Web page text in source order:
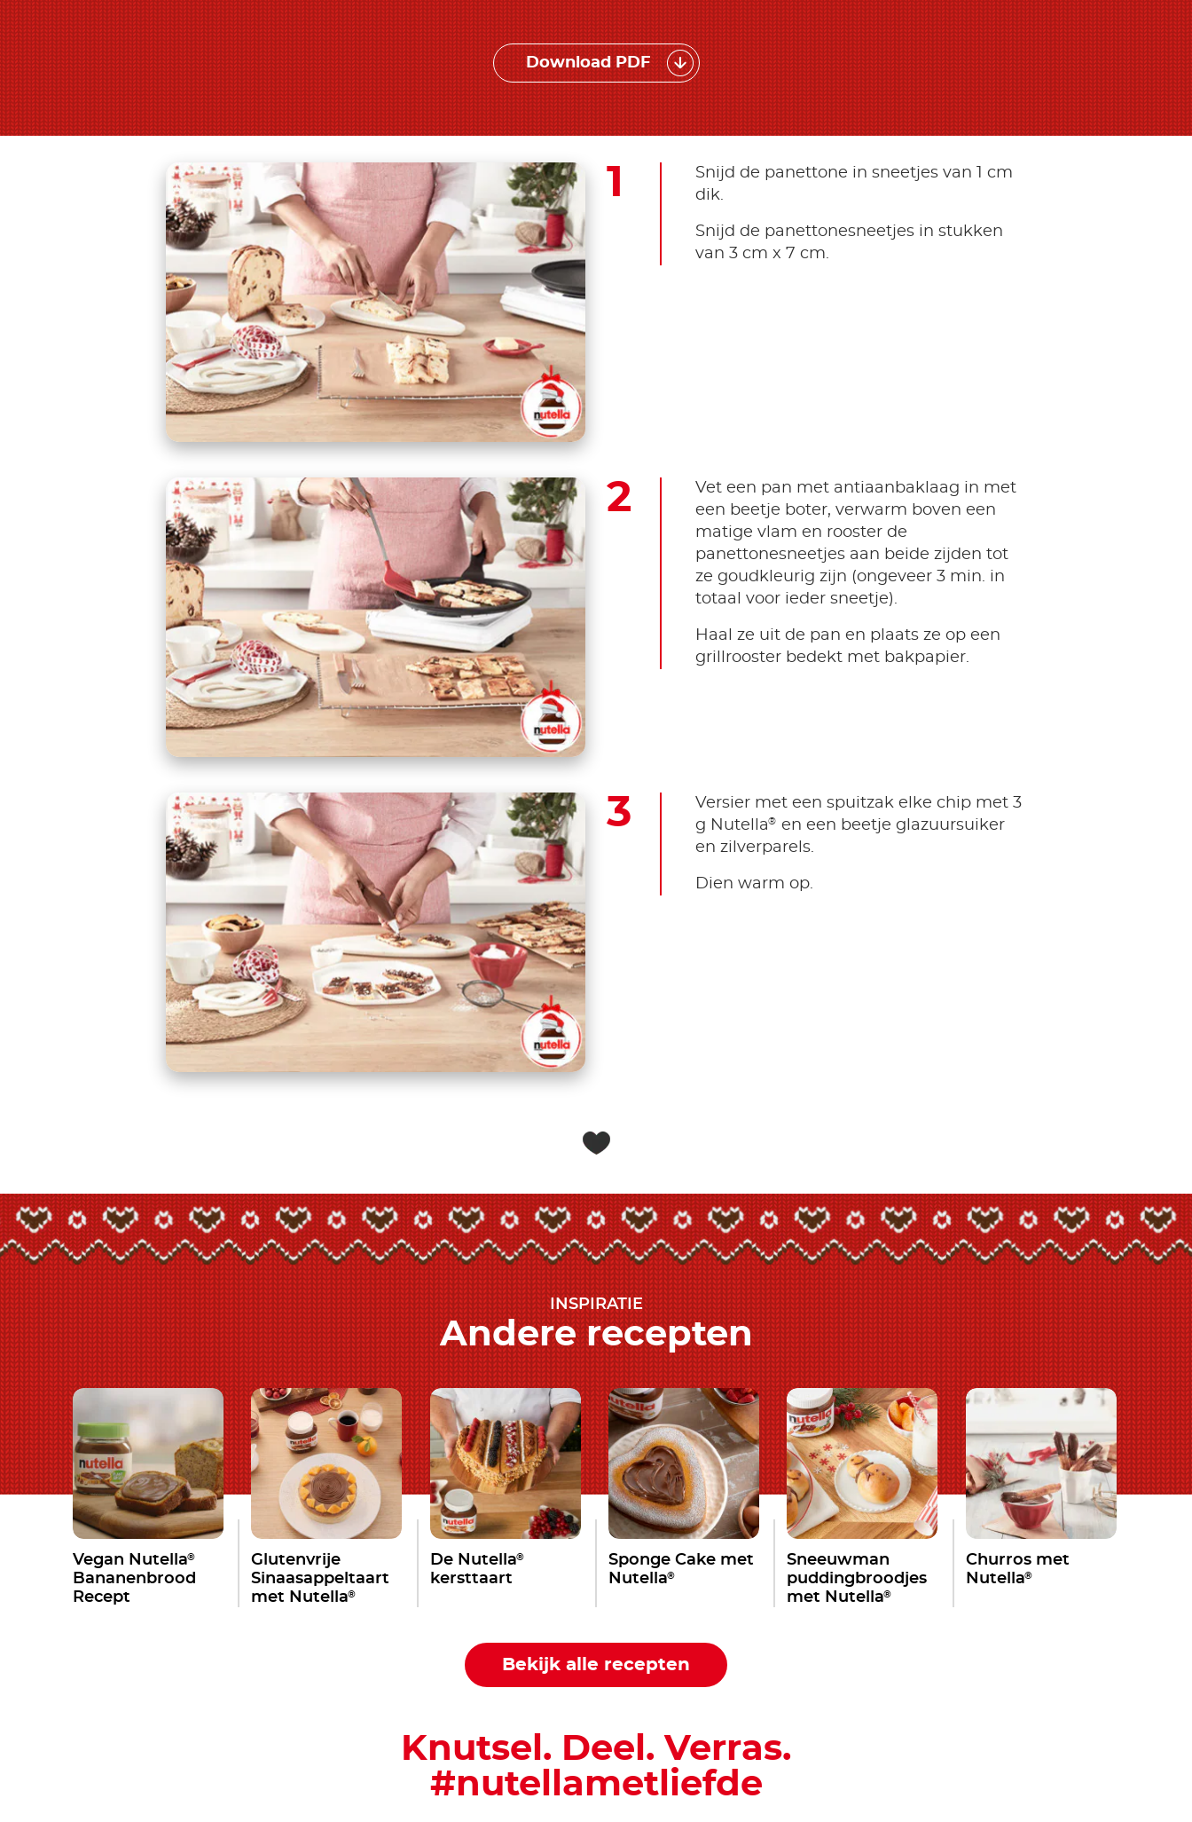
Download PDF
Snijd de panettone in sneetjes van 1 cm
dik.
Snijd de panettonesneetjes in stukken
van 3 cm x 7 cm.
Vet een pan met antiaanbaklaag in met
een beetje boter, verwarm boven een
matige vlam en rooster de
panettonesneetjes aan beide zijden tot
ze goudkleurig zijn (ongeveer 3 min. in
totaal voor ieder sneetje).
Haal ze uit de pan en plaats ze op een
grillrooster bedekt met bakpapier.
Versier met een spuitzak elke chip met 3
g Nutella® en een beetje glazuursuiker
en zilverparels.
Dien warm op.
INSPIRATIE
Andere recepten
Vegan Nutella®
Bananenbrood
Recept
Glutenvrije
Sinaasappeltaart
met Nutella®
De Nutella®
kersttaart
Sponge Cake met
Nutella®
Sneeuwman
puddingbroodjes
met Nutella®
Churros met
Nutella®
Bekijk alle recepten
Knutsel. Deel. Verras.
#nutellametliefde